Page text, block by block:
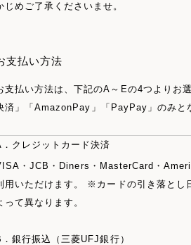
じめご了承くださいませ。
支払い方法
支払い方法は、下記のA～Eの4つよりお
済」「AmazonPay」「PayPay」のみと
．クレジットカード決済
・JCB・Diners・MasterCard・
用いただけます。 ※カードの引き落とし
って異なります。
．銀行振込（三菱UFJ銀行）